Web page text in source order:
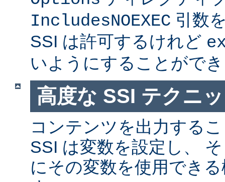
IncludesNOEXEC 引数
SSI は許可するけれど
いようにすることがで
高度な SSI テクニ
コンテンツを出力する
SSI は変数を設定し、
にその変数を使用でき